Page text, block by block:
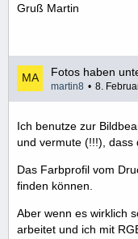
Gruß Martin
Fotos haben
martin8 8.
Ich benutze zur
und vermute (!!!), dass
Das Farbprofil vom
finden können.
Aber wenn es wirklich
arbeitet und ich mit